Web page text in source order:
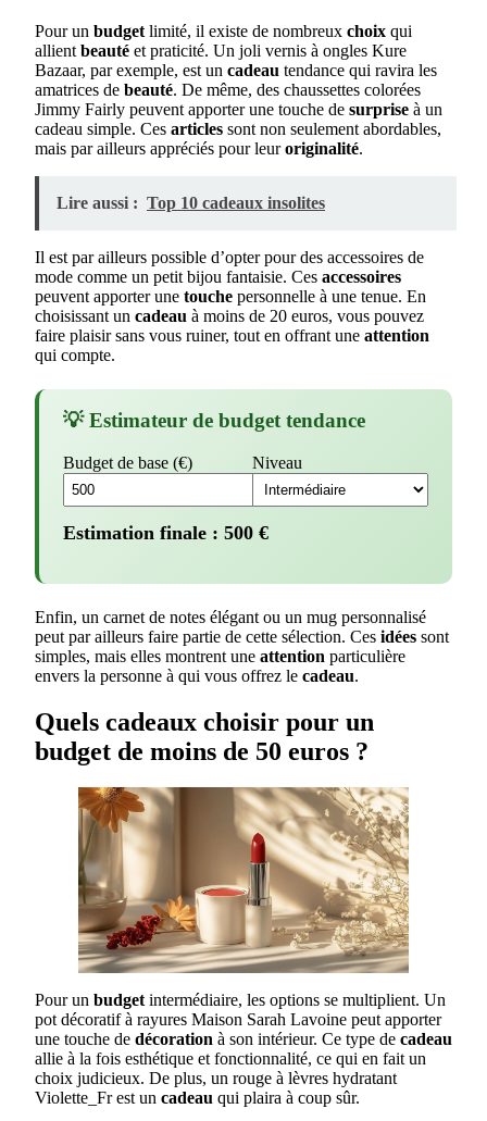
Pour un budget limité, il existe de nombreux choix qui
allient beauté et praticité. Un joli vernis à ongles Kure
Bazaar, par exemple, est un cadeau tendance qui ravira les
amatrices de beauté. De même, des chaussettes colorées
Jimmy Fairly peuvent apporter une touche de surprise à un
cadeau simple. Ces articles sont non seulement abordables,
mais par ailleurs appréciés pour leuroriginalité.
Lire aussi : Top 10 cadeaux insolites
Il est par ailleurs possible d’opter pour des accessoires de
mode comme un petit bijou fantaisie. Ces accessoires
peuvent apporter une touche personnelle à une tenue. En
choisissant un cadeau à moins de 20 euros, vous pouvez
faire plaisir sans vous ruiner, tout en offrant une attention
qui compte.
💡 Estimateur de budget tendance
Budget de base (€) Niveau
Estimation finale : 500 €
Enfin, un carnet de notes élégant ou un mug personnalisé
peut par ailleurs faire partie de cette sélection. Ces idées sont
simples, mais elles montrent une attention particulière
envers la personne à qui vous offrez le cadeau.
Quels cadeaux choisir pour un
budget de moins de 50 euros ?
Pour un budgetintermédiaire, les options se multiplient. Un
pot décoratif à rayures Maison Sarah Lavoine peut apporter
une touche de décoration à son intérieur. Ce type de cadeau
allie à la fois esthétique et fonctionnalité, ce qui en fait un
choix judicieux. De plus, un rouge à lèvres hydratant
Violette_Fr est un cadeau qui plaira à coup sûr.